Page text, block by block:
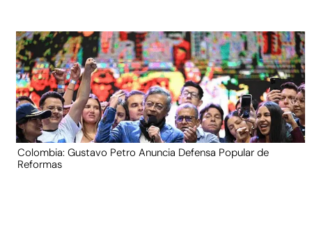
Colombia: Gustavo Petro Anuncia Defensa Popular de
Reformas